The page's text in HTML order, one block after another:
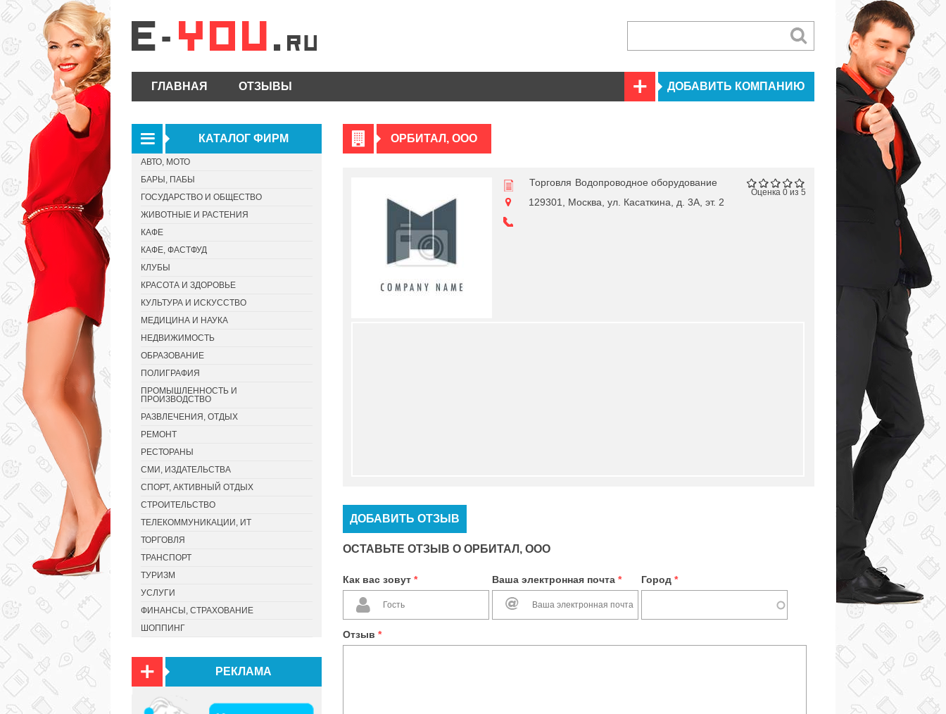
ГЛАВНАЯ ОТЗЫВЫ ДОБАВИТЬ КОМПАНИЮ
ОРБИТАЛ, ООО
Оценка 0 из 5
Торговля Водопроводное оборудование
129301, Москва, ул. Касаткина, д. 3А, эт. 2
ДОБАВИТЬ ОТЗЫВ
ОСТАВЬТЕ ОТЗЫВ О ОРБИТАЛ, ООО
Как вас зовут * Ваша электронная почта * Город *
Отзыв *
КАТАЛОГ ФИРМ
АВТО, МОТО
БАРЫ, ПАБЫ
ГОСУДАРСТВО И ОБЩЕСТВО
ЖИВОТНЫЕ И РАСТЕНИЯ
КАФЕ
КАФЕ, ФАСТФУД
КЛУБЫ
КРАСОТА И ЗДОРОВЬЕ
КУЛЬТУРА И ИСКУССТВО
МЕДИЦИНА И НАУКА
НЕДВИЖИМОСТЬ
ОБРАЗОВАНИЕ
ПОЛИГРАФИЯ
ПРОМЫШЛЕННОСТЬ И
ПРОИЗВОДСТВО
РАЗВЛЕЧЕНИЯ, ОТДЫХ
РЕМОНТ
РЕСТОРАНЫ
СМИ, ИЗДАТЕЛЬСТВА
СПОРТ, АКТИВНЫЙ ОТДЫХ
СТРОИТЕЛЬСТВО
ТЕЛЕКОММУНИКАЦИИ, ИТ
ТОРГОВЛЯ
ТРАНСПОРТ
ТУРИЗМ
УСЛУГИ
ФИНАНСЫ, СТРАХОВАНИЕ
ШОППИНГ
РЕКЛАМА